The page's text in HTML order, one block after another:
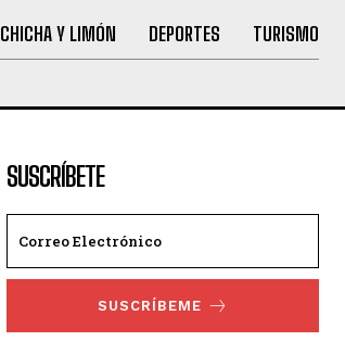
CHICHA Y LIMÓN DEPORTES TURISMO
SUSCRÍBETE
SUSCRÍBEME